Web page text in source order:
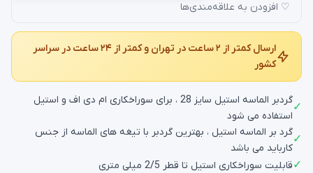
♡ افزودن به علاقه‌مندی‌ها
ارسال کمتر از ۲ ساعت در تهران و کمتر از ۲۴ ساعت در سراسر
کشور
✓
گردبر الماسه استیل سایز 28 ، برای سوراخکاری ام دی اف و استیل
استفاده می شود
✓
گرد بر الماسه استیل ، بهترین گردبر با تیغه های الماسه از جنس
کارباید می باشد
✓قابلیت سوراخکاری استیل تا قطر 2/5 میلی متری